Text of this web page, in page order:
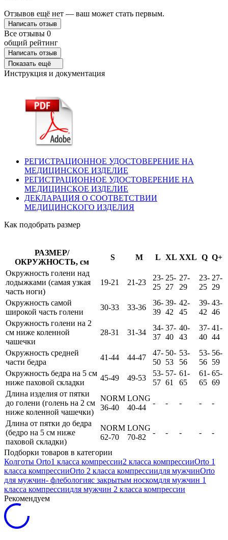
Отзывов ещё нет — ваш может стать первым.
Написать отзыв
Все отзывы 0
общий рейтинг
Написать отзыв
Показать ещё
Инструкция и документация
РЕГИСТРАЦИОННОЕ УДОСТОВЕРЕНИЕ НА
МЕДИЦИНСКОЕ ИЗДЕЛИЕ
РЕГИСТРАЦИОННОЕ УДОСТОВЕРЕНИЕ НА
МЕДИЦИНСКОЕ ИЗДЕЛИЕ
ДЕКЛАРАЦИЯ О СООТВЕТСТВИИ
МЕДИЦИНСКОГО ИЗДЕЛИЯ
Как подобрать размер
РАЗМЕР/
ОКРУЖНОСТЬ, см
S M L XL XXL Q Q+
Окружность голени над
лодыжками (самая узкая
часть ноги)
19-21 21-23
23-
25
25-
27
27-
29
23-
25
27-
29
Окружность самой
широкой часть голени
30-33 33-36
36-
39
39-
42
42-
45
39-
42
43-
46
Окружность голени на 2
см ниже коленной
чашечки
28-31 31-34
34-
37
37-
40
40-
43
37-
40
41-
44
Окружность средней
части бедра
41-44 44-47
47-
50
50-
53
53-
56
53-
56
56-
59
Окружность бедра на 5 см
ниже паховой складки
45-49 49-53
53-
57
57-
61
61-
65
61-
65
65-
69
Длина изделия от пятки
до голени (голень на 2 см
ниже коленной чашечки)
NORM
36-40
LONG
40-44
- - - - -
Длина от пятки до бедра
(бедро на 5 см ниже
паховой складки)
NORM
62-70
LONG
70-82
- - - - -
Подборки товаров в категории
Колготы Orto1 класса компрессии2 класса компрессииOrto 1
класса компрессииOrto 2 класса компрессиидля мужчинOrto
для мужчин- флебологияс закрытым носкомдля мужчин 1
класса компрессиидля мужчин 2 класса компрессии
Рекомендуем